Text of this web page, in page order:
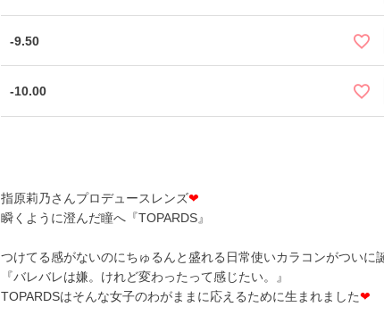
-9.50
-10.00
指原莉乃さんプロデュースレンズ❤
瞬くように澄んだ瞳へ『TOPARDS』
つけてる感がないのにちゅるんと盛れる日常使いカラコンがついに
『バレバレは嫌。けれど変わったって感じたい。』
TOPARDSはそんな女子のわがままに応えるために生まれました❤